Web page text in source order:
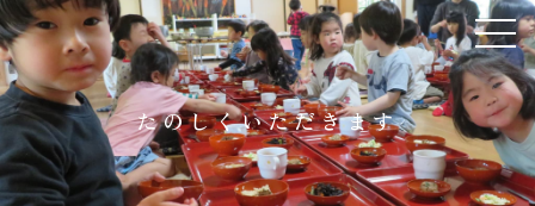
たのしくいただきます